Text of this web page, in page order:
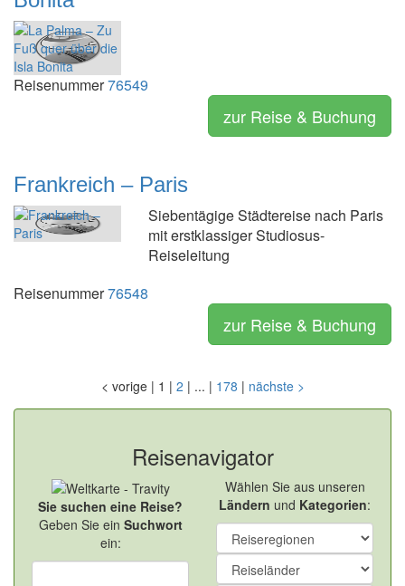
Reisenummer76549
zur Reise & Buchung
Frankreich – Paris
Siebentägige Städtereise nach Paris
mit erstklassiger Studiosus-
Reiseleitung
Reisenummer76548
zur Reise & Buchung
< vorige | 1 | 2 | ... | 178 | nächste >
Reisenavigator
Sie suchen eine Reise?
Geben Sie ein Suchwort
ein:
Wählen Sie aus unseren
Ländern und Kategorien: